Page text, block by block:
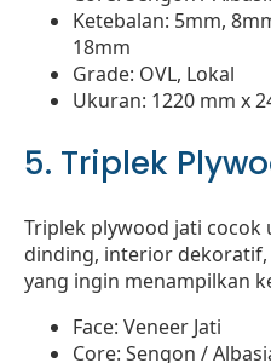
Ketebalan: 5mm,
18mm
Grade: OVL, Lokal
Ukuran: 1220 mm x
5. Triplek
Triplek plywood jati
dinding, interior
yang ingin menampilkan
Face: Veneer Jati
Core: Sengon /